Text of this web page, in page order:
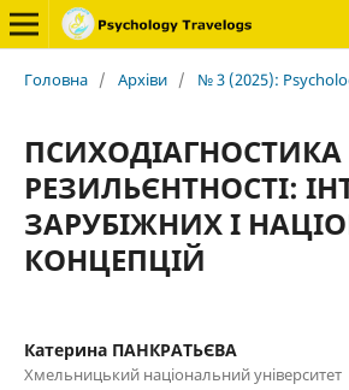
Головна / Архіви / № 3 (2025):
ПСИХОДІАГНОСТИКА
РЕЗИЛЬЄНТНОСТІ:
ЗАРУБІЖНИХ І
КОНЦЕПЦІЙ
Катерина ПАНКРАТЬЄВА
Хмельницький національний університет